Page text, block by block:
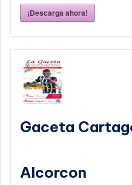
¡Descarga ahora!
Gaceta
Alcorcon